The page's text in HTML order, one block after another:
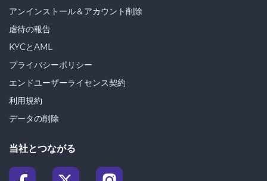
アンインストール＆アカウント削除
虐待の報告
KYCとAML
プライバシーポリシー
エンドユーザーライセンス契約
利用規約
データの削除
当社とつながる